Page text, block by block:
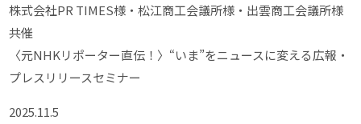
株式会社PR TIMES様・松江商工会議所様・出雲商工会議所様
共催
〈元NHKリポーター直伝！〉“いま”をニュースに変える広報・
プレスリリースセミナー
2025.11.5